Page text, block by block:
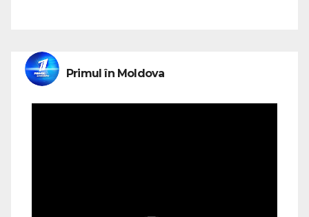
Primul în Moldova